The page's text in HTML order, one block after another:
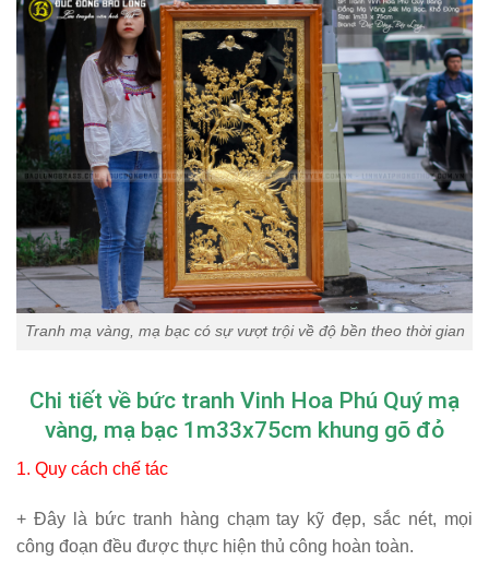
Tranh mạ vàng, mạ bạc có sự vượt trội về độ bền theo thời gian
Chi tiết về bức tranh Vinh Hoa Phú Quý mạ
vàng, mạ bạc 1m33x75cm khung gõ đỏ
1. Quy cách chế tác
+ Đây là bức tranh hàng chạm tay kỹ đẹp, sắc nét, mọi
công đoạn đều được thực hiện thủ công hoàn toàn.